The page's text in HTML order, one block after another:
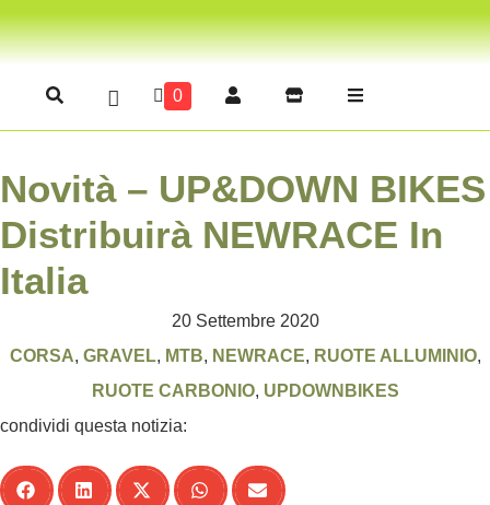
0
Novità – UP&DOWN BIKES
Distribuirà NEWRACE In
Italia
20 Settembre 2020
CORSA, GRAVEL, MTB, NEWRACE, RUOTE ALLUMINIO,
RUOTE CARBONIO, UPDOWNBIKES
condividi questa notizia: